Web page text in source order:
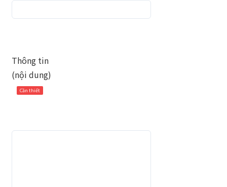
Thông tin
(nội dung)
Cần thiết